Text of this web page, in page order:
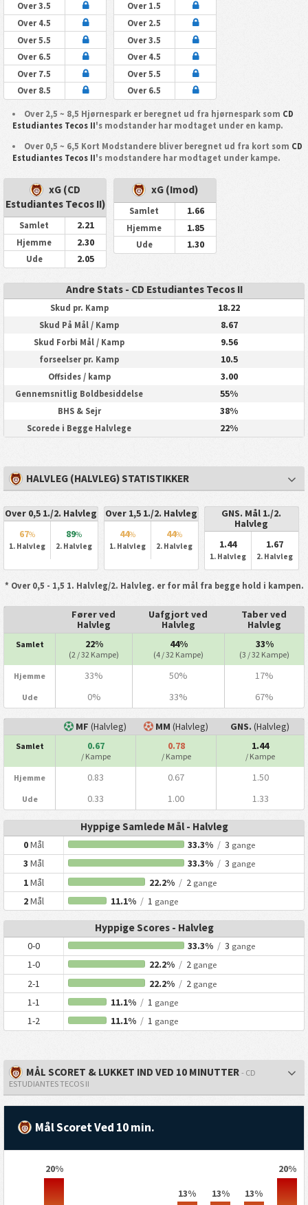
Over 3.5
Over 4.5
Over 5.5
Over 6.5
Over 7.5
Over 8.5
Over 1.5
Over 2.5
Over 3.5
Over 4.5
Over 5.5
Over 6.5
Over 2,5 ~ 8,5 Hjørnespark er beregnet ud fra hjørnespark som CD
Estudiantes Tecos II's modstander har modtaget under en kamp.
Over 0,5 ~ 6,5 Kort Modstandere bliver beregnet ud fra kort som CD
Estudiantes Tecos II's modstandere har modtaget under kampe.
xG (CD
Estudiantes Tecos II)
Samlet 2.21
Hjemme 2.30
Ude 2.05
xG (Imod)
Samlet 1.66
Hjemme 1.85
Ude 1.30
Andre Stats - CD Estudiantes Tecos II
Skud pr. Kamp 18.22
Skud På Mål / Kamp 8.67
Skud Forbi Mål / Kamp 9.56
forseelser pr. Kamp 10.5
Offsides / kamp 3.00
Gennemsnitlig Boldbesiddelse 55%
BHS & Sejr 38%
Scorede i Begge Halvlege 22%
HALVLEG (HALVLEG) STATISTIKKER
Over 0,5 1./2. Halvleg
67%
1. Halvleg
89%
2. Halvleg
Over 1,5 1./2. Halvleg
44%
1. Halvleg
44%
2. Halvleg
GNS. Mål 1./2.
Halvleg
1.44
1. Halvleg
1.67
2. Halvleg
* Over 0,5 - 1,5 1. Halvleg/2. Halvleg. er for mål fra begge hold i kampen.
Fører ved
Halvleg
Uafgjort ved
Halvleg
Taber ved
Halvleg
Samlet 22%
(2 / 32 Kampe)
44%
(4 / 32 Kampe)
33%
(3 / 32 Kampe)
Hjemme 33% 50% 17%
Ude 0% 33% 67%
MF (Halvleg) MM (Halvleg) GNS. (Halvleg)
Samlet 0.67
/ Kampe
0.78
/ Kampe
1.44
/ Kampe
Hjemme 0.83 0.67 1.50
Ude 0.33 1.00 1.33
Hyppige Samlede Mål - Halvleg
0Mål 33.3% / 3 gange
3Mål 33.3% / 3 gange
1Mål 22.2% /2 gange
2Mål 11.1% /1 gange
Hyppige Scores - Halvleg
0-0 33.3% / 3 gange
1-0 22.2% /2 gange
2-1 22.2% /2 gange
1-1 11.1% /1 gange
1-2 11.1% /1 gange
MÅL SCORET & LUKKET IND VED 10 MINUTTER - CD
ESTUDIANTES TECOS II
Mål Scoret Ved 10 min.
20%
13% 13% 13%
20%